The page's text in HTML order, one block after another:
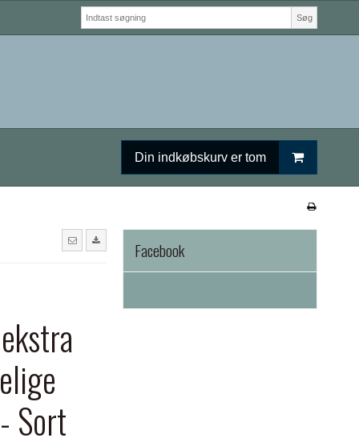
Søg
Din indkøbskurv er tom
Sort
Facebook